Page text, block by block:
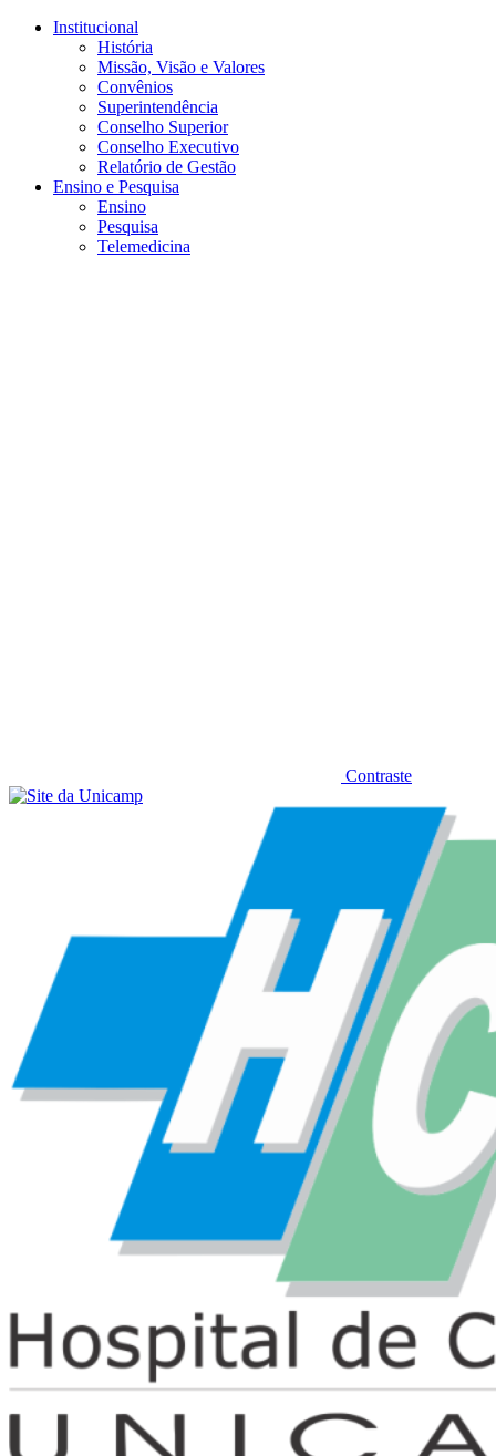
Conteúdo principal
Institucional
História
Missão, Visão e Valores
Convênios
Superintendência
Conselho Superior
Conselho Executivo
Relatório de Gestão
Ensino e Pesquisa
Ensino
Pesquisa
Telemedicina
Contraste